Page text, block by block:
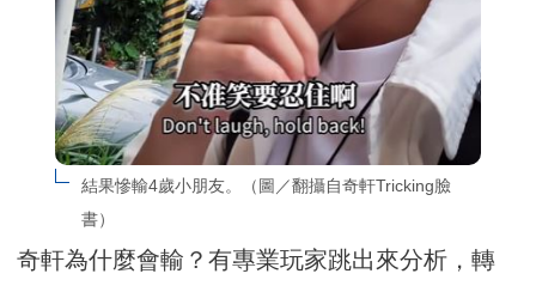
結果慘輸4歲小朋友。（圖／翻攝自奇軒Tricking臉
書）
奇軒為什麼會輸？有專業玩家跳出來分析，轉